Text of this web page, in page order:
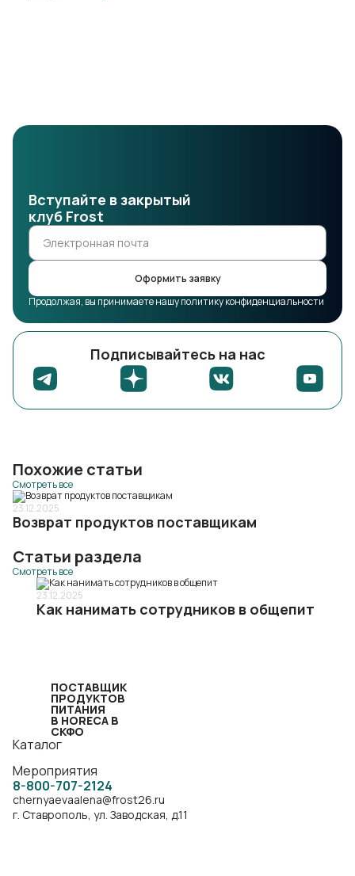
Вступайте в закрытый
клуб Frost
Оформить заявку
Продолжая, вы принимаете нашу политику конфиденциальности
Подписывайтесь на нас
Похожие статьи
Смотреть все
23.12.2025
Возврат продуктов поставщикам
Статьи раздела
Смотреть все
23.12.2025
Как нанимать сотрудников в общепит
ПОСТАВЩИК
ПРОДУКТОВ
ПИТАНИЯ
В HORECA В
СКФО
Каталог
Мероприятия
8-800-707-2124
chernyaevaalena@frost26.ru
г. Ставрополь, ул. Заводская, д.11